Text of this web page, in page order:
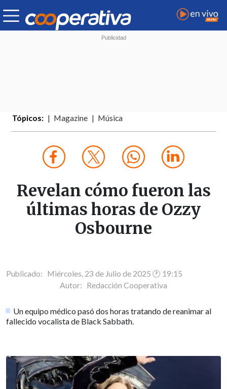
Tópicos: Magazine Música
Revelan cómo fueron las
últimas horas de Ozzy
Osbourne
Publicado: Miércoles, 23 de Julio de 2025 🕐 19:15
Autor: Redacción Cooperativa
Un equipo médico pasó dos horas tratando de reanimar al
fallecido vocalista de Black Sabbath.